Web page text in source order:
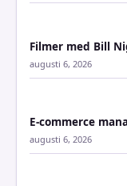
Filmer med Bill
augusti 6, 2026
E-commerce
augusti 6, 2026